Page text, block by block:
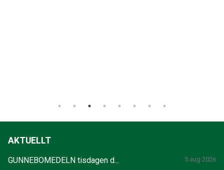
AKTUELLT
GUNNEBOMEDELN tisdagen d... 5 aug 2026